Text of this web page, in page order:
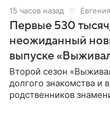
15 часов назад
Первые 530
неожиданный
выпуске
Второй сезон
долгого знакомства и
родственников